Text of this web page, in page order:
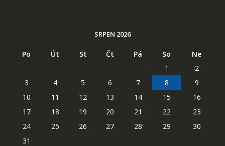
SRPEN 2026
Po Út St Čt Pá So
Ne
1
2
3
4 5 6 7 8
9
10
11 12 13 14 15
16
17
18 19 20 21 22
23
24
25 26 27 28 29
30
31